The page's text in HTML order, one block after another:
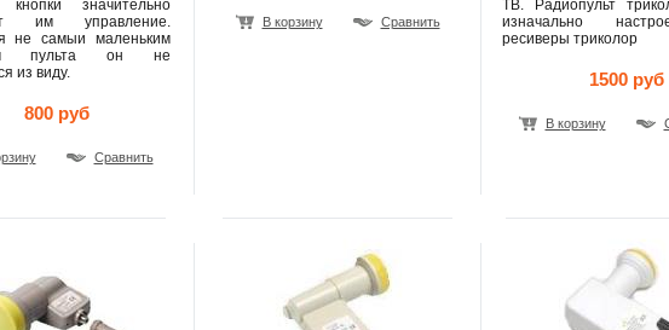
кнопки значительно
им управление.
не самыи маленьким
пульта он не
из виду.
800 руб
Сравнить
В корзину Сравнить
ТВ. Радиопульт
изначально
ресиверы триколор
1500 руб
В корзину